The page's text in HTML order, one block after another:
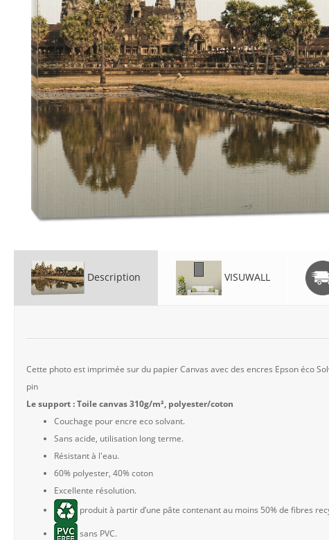
Description VISUWALL
Cette photo est imprimée sur du papier Canvas avec des encres Epson éco
pin
Le support : Toile canvas 310g/m², polyester/coton
Couchage pour encre eco solvant.
Sans acide, utilisation long terme.
Résistant à l'eau.
60% polyester, 40% coton
Excellente résolution.
produit à partir d’une pâte contenant au moins 50% de fibres
sans PVC.